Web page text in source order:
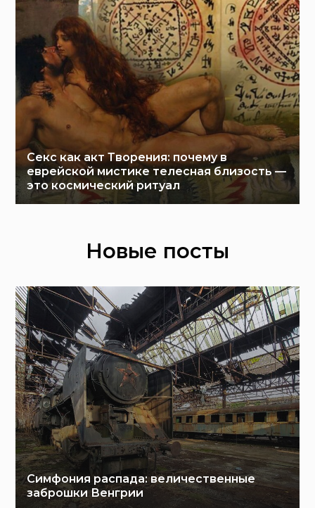
Секс как акт Творения: почему в
еврейской мистике телесная близость —
это космический ритуал
Новые посты
Симфония распада: величественные
заброшки Венгрии